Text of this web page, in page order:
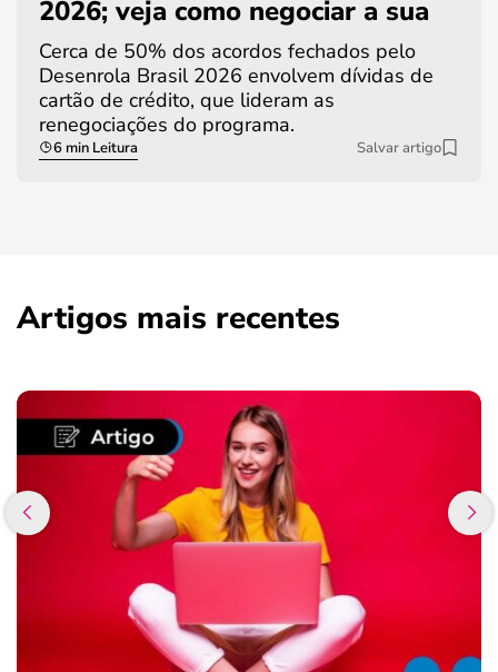
2026; veja como negociar a sua
Cerca de 50% dos acordos fechados pelo
Desenrola Brasil 2026 envolvem dívidas de
cartão de crédito, que lideram as
renegociações do programa.
6 min Leitura Salvar artigo
Artigos mais recentes